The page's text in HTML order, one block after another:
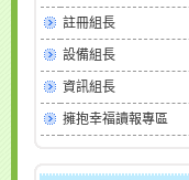
註冊組長
設備組長
資訊組長
擁抱幸福讀報專區